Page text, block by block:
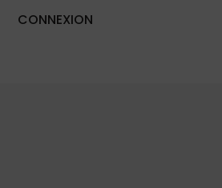
CONNEXION